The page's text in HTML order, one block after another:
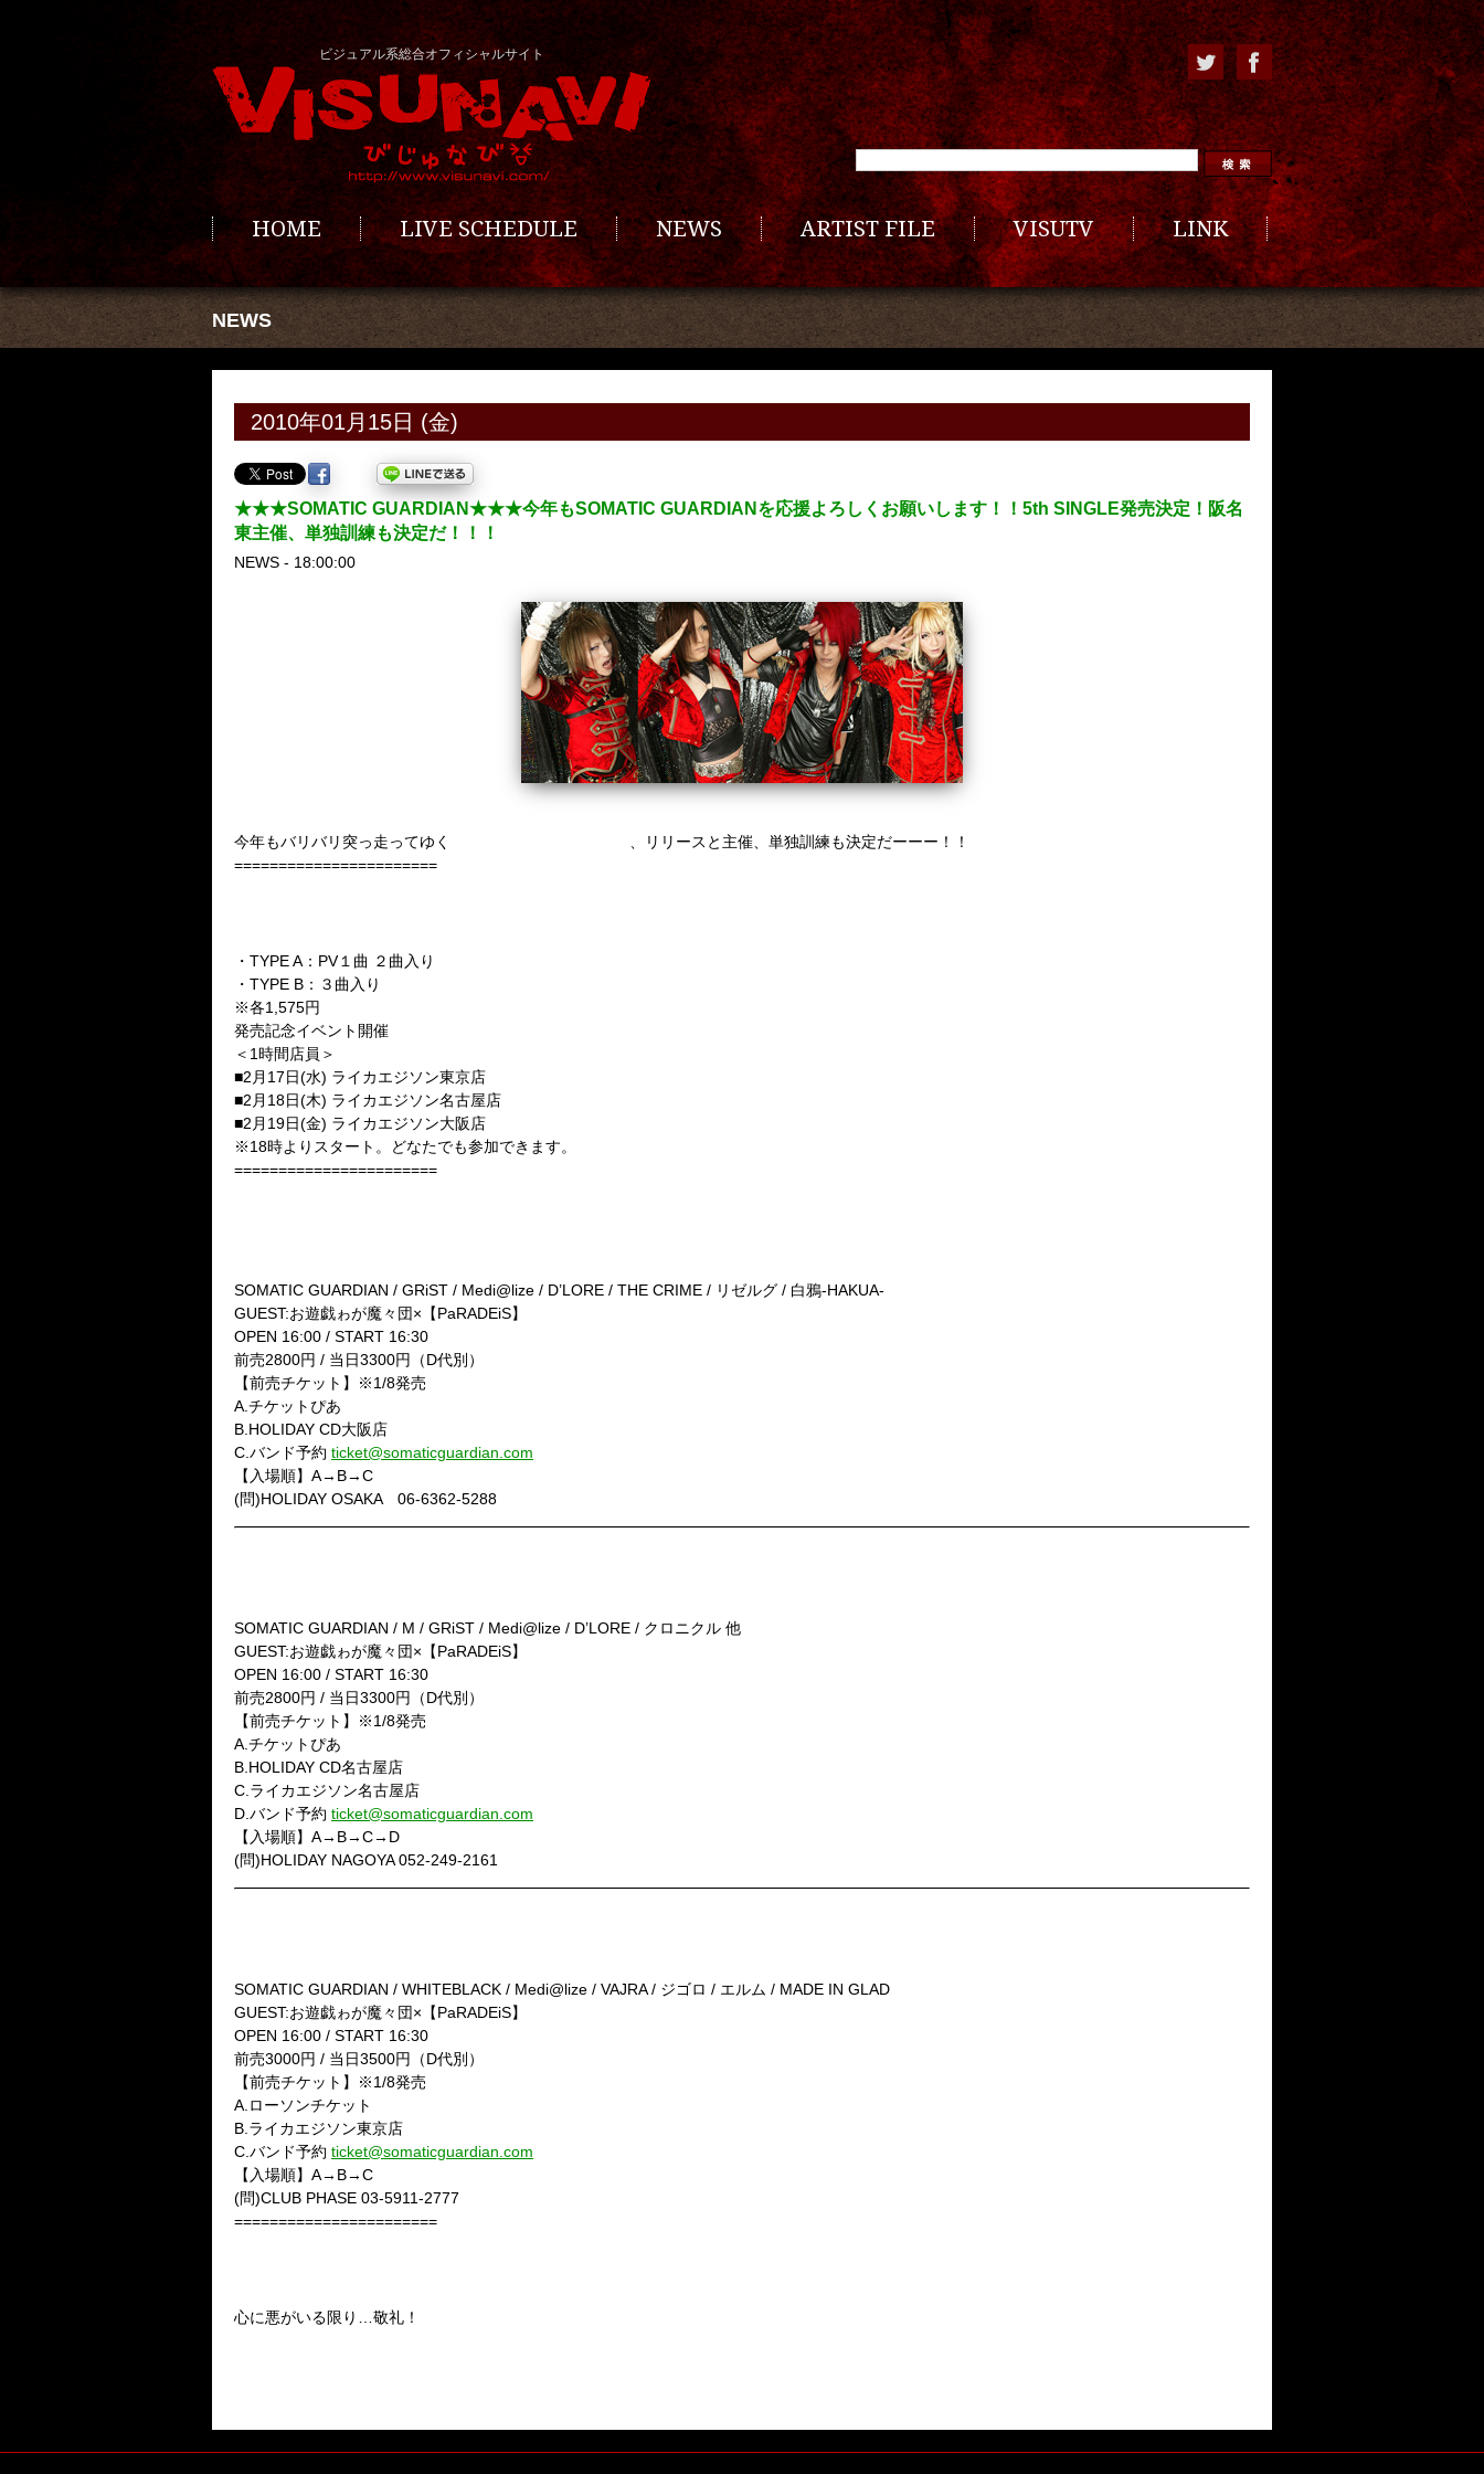
ビジュアル系総合オフィシャルサイト
HOME LIVE SCHEDULE NEWS ARTIST FILE VISUTV LINK
NEWS
2010年01月15日 (金)
★★★SOMATIC GUARDIAN★★★今年もSOMATIC GUARDIANを応援よろしくお願いします！！5th SINGLE発売決定！阪名
東主催、単独訓練も決定だ！！！
NEWS - 18:00:00
今年もバリバリ突っ走ってゆく
、リリースと主催、単独訓練も決定だーーー！！
=======================
・TYPE A：PV１曲 ２曲入り
・TYPE B：３曲入り
※各1,575円
発売記念イベント開催
＜1時間店員＞
■2月17日(水) ライカエジソン東京店
■2月18日(木) ライカエジソン名古屋店
■2月19日(金) ライカエジソン大阪店
※18時よりスタート。どなたでも参加できます。
=======================
SOMATIC GUARDIAN / GRiST / Medi@lize / D’LORE / THE CRIME / リゼルグ / 白鴉-HAKUA-
GUEST:お遊戯ゎが魔々団×【PaRADEiS】
OPEN 16:00 / START 16:30
前売2800円 / 当日3300円（D代別）
【前売チケット】※1/8発売
A.チケットぴあ
B.HOLIDAY CD大阪店
C.バンド予約 ticket@somaticguardian.com
【入場順】A→B→C
(問)HOLIDAY OSAKA 06-6362-5288
SOMATIC GUARDIAN / M / GRiST / Medi@lize / D’LORE / クロニクル 他
GUEST:お遊戯ゎが魔々団×【PaRADEiS】
OPEN 16:00 / START 16:30
前売2800円 / 当日3300円（D代別）
【前売チケット】※1/8発売
A.チケットぴあ
B.HOLIDAY CD名古屋店
C.ライカエジソン名古屋店
D.バンド予約 ticket@somaticguardian.com
【入場順】A→B→C→D
(問)HOLIDAY NAGOYA 052-249-2161
SOMATIC GUARDIAN / WHITEBLACK / Medi@lize / VAJRA / ジゴロ / エルム / MADE IN GLAD
GUEST:お遊戯ゎが魔々団×【PaRADEiS】
OPEN 16:00 / START 16:30
前売3000円 / 当日3500円（D代別）
【前売チケット】※1/8発売
A.ローソンチケット
B.ライカエジソン東京店
C.バンド予約 ticket@somaticguardian.com
【入場順】A→B→C
(問)CLUB PHASE 03-5911-2777
=======================
心に悪がいる限り…敬礼！